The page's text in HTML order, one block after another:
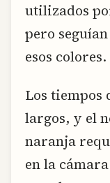
utilizados
pero
esos colores.
Los tiempos
largos, y el
naranja
en la